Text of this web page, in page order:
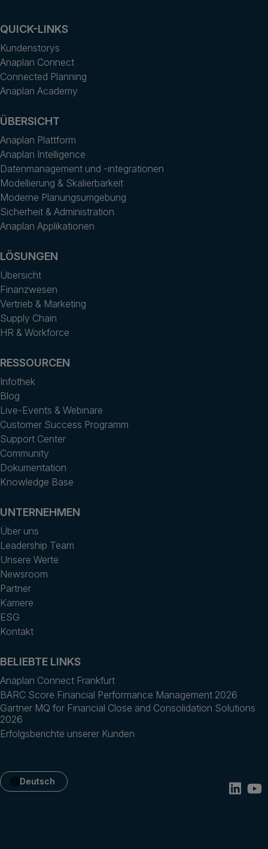
QUICK-LINKS
Kundenstorys
Anaplan Connect
Connected Planning
Anaplan Academy
ÜBERSICHT
Anaplan Plattform
Anaplan Intelligence
Datenmanagement und -integrationen
Modellierung & Skalierbarkeit
Moderne Planungsumgebung
Sicherheit & Administration
Anaplan Applikationen
LÖSUNGEN
Übersicht
Finanzwesen
Vertrieb & Marketing
Supply Chain
HR & Workforce
RESSOURCEN
Infothek
Blog
Live-Events & Webinare
Customer Success Programm
Support Center
Community
Dokumentation
Knowledge Base
UNTERNEHMEN
Über uns
Leadership Team
Unsere Werte
Newsroom
Partner
Karriere
ESG
Kontakt
BELIEBTE LINKS
Anaplan Connect Frankfurt
BARC Score Financial Performance Management 2026
Gartner MQ for Financial Close and Consolidation Solutions
2026
Erfolgsberichte unserer Kunden
Deutsch